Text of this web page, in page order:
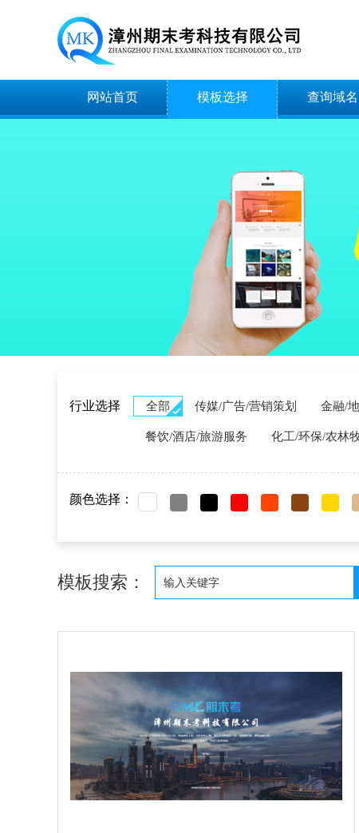
网站首页 模板选择 查询域名
行业选择 全部 传媒/广告/营销策划 金融/
餐饮/酒店/旅游服务 化工/环保/农林
颜色选择：
模板搜索：